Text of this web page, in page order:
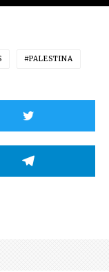
PALESTINA